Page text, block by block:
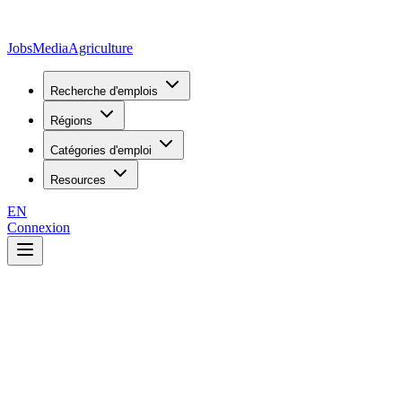
JobsMediaAgriculture
Recherche d'emplois
Régions
Catégories d'emploi
Resources
EN
Connexion